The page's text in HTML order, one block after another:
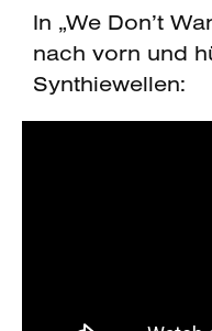
In „We Don’t
nach vorn und
Synthiewellen: